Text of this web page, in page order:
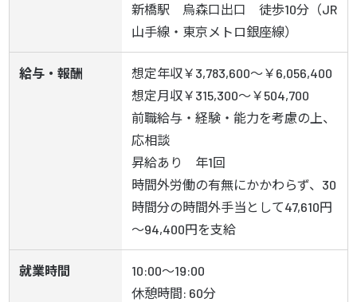
新橋駅　烏森口出口　徒歩10分（JR
山手線・東京メトロ銀座線）
給与・報酬
想定年収￥3,783,600～￥6,056,400
想定月収￥315,300～￥504,700
前職給与・経験・能力を考慮の上、
応相談
昇給あり　年1回
時間外労働の有無にかかわらず、30
時間分の時間外手当として47,610円
～94,400円を支給
就業時間
10:00～19:00
休憩時間: 60分